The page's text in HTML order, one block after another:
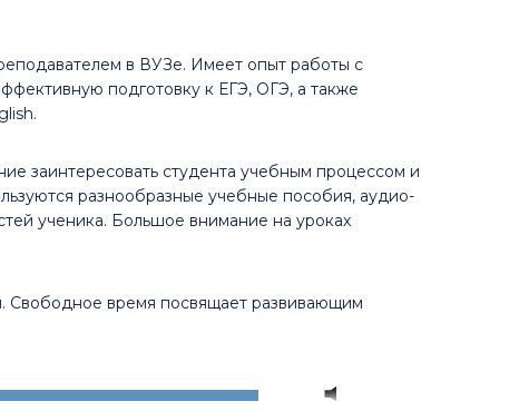
в ВУЗе. Имеет опыт работы с
подготовку к ЕГЭ, ОГЭ, а также
заинтересовать студента учебным процессом и
разнообразные учебные пособия, аудио-
ученика. Большое внимание на уроках
Свободное время посвящает развивающим